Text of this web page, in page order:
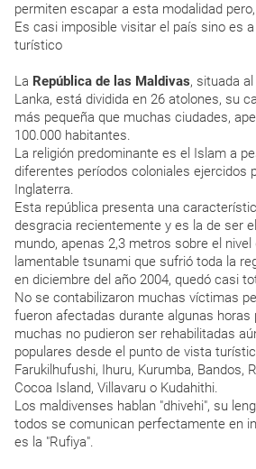
permiten escapar a esta modalidad
Es casi imposible visitar el país sino es
turístico
La República de las Maldivas, situada
Lanka, está dividida en 26 atolones, su
más pequeña que muchas ciudades,
100.000 habitantes.
La religión predominante es el Islam a
diferentes períodos coloniales ejercidos
Inglaterra.
Esta república presenta una
desgracia recientemente y es la de ser
mundo, apenas 2,3 metros sobre el nivel
lamentable tsunami que sufrió toda la
en diciembre del año 2004, quedó casi
No se contabilizaron muchas víctimas
fueron afectadas durante algunas horas
muchas no pudieron ser rehabilitadas
populares desde el punto de vista
Farukilhufushi, Ihuru, Kurumba, Bandos,
Cocoa Island, Villavaru o Kudahithi.
Los maldivenses hablan "dhivehi", su
todos se comunican perfectamente en
es la "Rufiya".